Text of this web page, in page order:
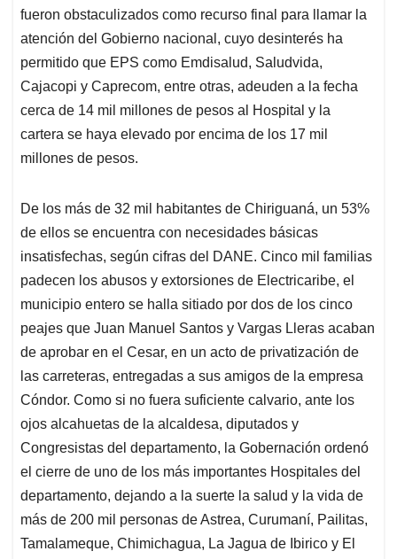
fueron obstaculizados como recurso final para llamar la
atención del Gobierno nacional, cuyo desinterés ha
permitido que EPS como Emdisalud, Saludvida,
Cajacopi y Caprecom, entre otras, adeuden a la fecha
cerca de 14 mil millones de pesos al Hospital y la
cartera se haya elevado por encima de los 17 mil
millones de pesos.
De los más de 32 mil habitantes de Chiriguaná, un 53%
de ellos se encuentra con necesidades básicas
insatisfechas, según cifras del DANE. Cinco mil familias
padecen los abusos y extorsiones de Electricaribe, el
municipio entero se halla sitiado por dos de los cinco
peajes que Juan Manuel Santos y Vargas Lleras acaban
de aprobar en el Cesar, en un acto de privatización de
las carreteras, entregadas a sus amigos de la empresa
Cóndor. Como si no fuera suficiente calvario, ante los
ojos alcahuetas de la alcaldesa, diputados y
Congresistas del departamento, la Gobernación ordenó
el cierre de uno de los más importantes Hospitales del
departamento, dejando a la suerte la salud y la vida de
más de 200 mil personas de Astrea, Curumaní, Pailitas,
Tamalameque, Chimichagua, La Jagua de Ibirico y El